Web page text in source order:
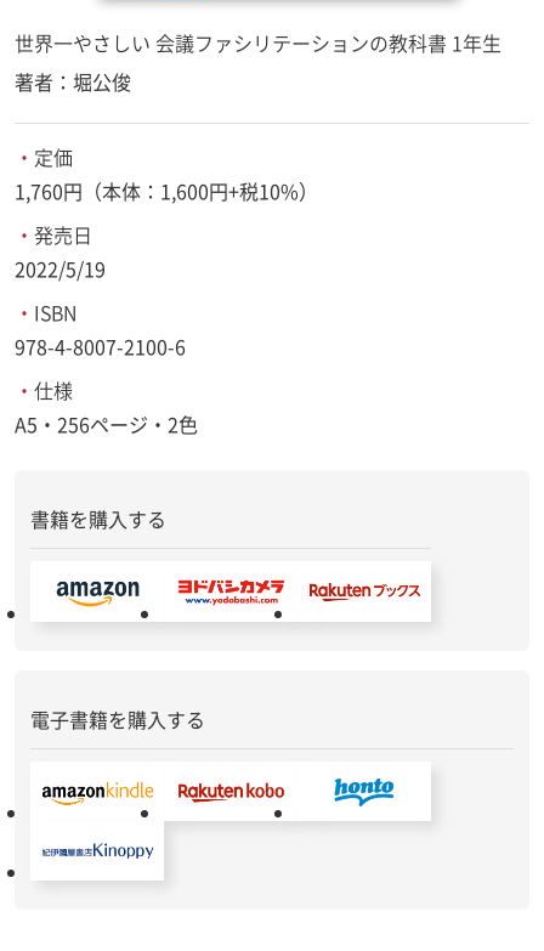
世界一やさしい 会議ファシリテーションの教科書 1年生
著者：堀公俊
・ 定価
1,760円（本体：1,600円+税10%）
・ 発売日
2022/5/19
・ ISBN
978-4-8007-2100-6
・ 仕様
A5・256ページ・2色
書籍を購入する
電子書籍を購入する